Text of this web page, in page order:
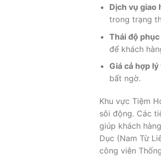
Dịch vụ giao
trong trạng
Thái độ
để khách
Giá cả hợp
bất ngờ.
Khu vực Tiệm
sôi động. Các
giúp khách
Dục (Nam Từ
công viên